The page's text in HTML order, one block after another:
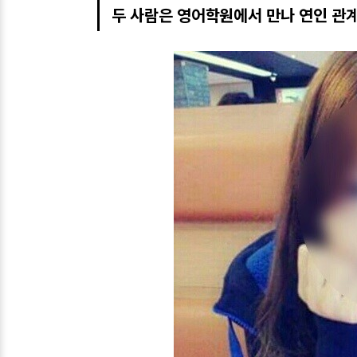
두 사람은 영어학원에서 만나 연인 관